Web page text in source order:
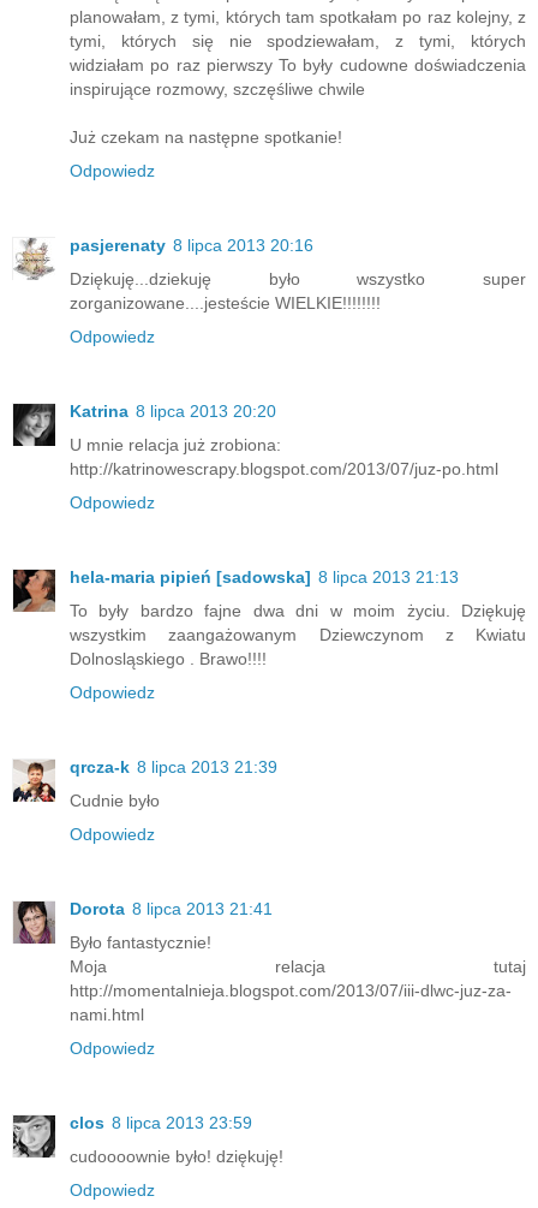
planowałam, z tymi, których tam spotkałam po raz kolejny, z
tymi, których się nie spodziewałam, z tymi, których
widziałam po raz pierwszy To były cudowne doświadczenia
inspirujące rozmowy, szczęśliwe chwile
Już czekam na następne spotkanie!
Odpowiedz
pasjerenaty 8 lipca 2013 20:16
Dziękuję...dziekuję było wszystko super
zorganizowane....jesteście WIELKIE!!!!!!!!
Odpowiedz
Katrina 8 lipca 2013 20:20
U mnie relacja już zrobiona:
http://katrinowescrapy.blogspot.com/2013/07/juz-po.html
Odpowiedz
hela-maria pipień [sadowska] 8 lipca 2013 21:13
To były bardzo fajne dwa dni w moim życiu. Dziękuję
wszystkim zaangażowanym Dziewczynom z Kwiatu
Dolnosląskiego . Brawo!!!!
Odpowiedz
qrcza-k 8 lipca 2013 21:39
Cudnie było
Odpowiedz
Dorota 8 lipca 2013 21:41
Było fantastycznie!
Moja relacja tutaj
http://momentalnieja.blogspot.com/2013/07/iii-dlwc-juz-za-
nami.html
Odpowiedz
clos 8 lipca 2013 23:59
cudoooownie było! dziękuję!
Odpowiedz